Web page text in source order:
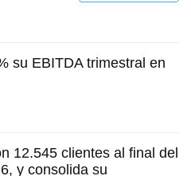
su EBITDA trimestral en
12.545 clientes al final del
y consolida su